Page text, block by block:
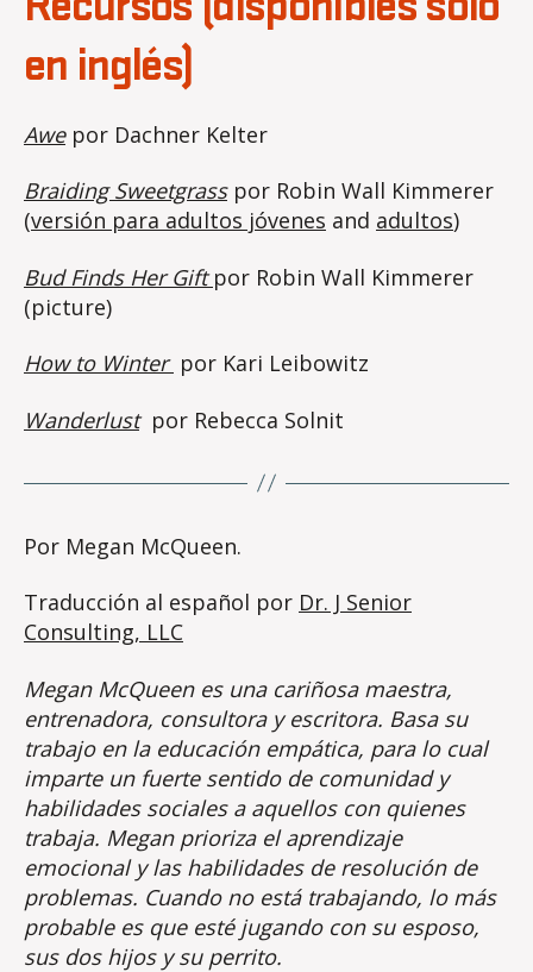
en inglés)
Awepor Dachner Kelter
Braiding Sweetgrasspor Robin Wall Kimmerer
(versión para adultos jóvenes and adultos)
Bud Finds Her Gift por Robin Wall Kimmerer
(picture)
How to Winter por Kari Leibowitz
Wanderlustpor Rebecca Solnit
Por Megan McQueen.
Traducción al español por Dr. J Senior
Consulting, LLC
Megan McQueen es una cariñosa maestra,
entrenadora, consultora y escritora. Basa su
trabajo en la educación empática, para lo cual
imparte un fuerte sentido de comunidad y
habilidades sociales a aquellos con quienes
trabaja. Megan prioriza el aprendizaje
emocional y las habilidades de resolución de
problemas. Cuando no está trabajando, lo más
probable es que esté jugando con su esposo,
sus dos hijos y su perrito.